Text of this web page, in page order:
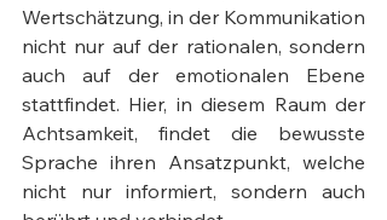
Wertschätzung, in der Kommunikation
nicht nur auf der rationalen, sondern
auch auf der emotionalen Ebene
stattfindet. Hier, in diesem Raum der
Achtsamkeit, findet die bewusste
Sprache ihren Ansatzpunkt, welche
nicht nur informiert, sondern auch